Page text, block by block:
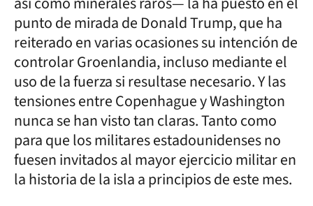
punto de mirada de Donald Trump, que ha
reiterado en varias ocasiones su intención de
controlar Groenlandia, incluso mediante el
uso de la fuerza si resultase necesario. Y las
tensiones entre Copenhague y Washington
nunca se han visto tan claras. Tanto como
para que los militares estadounidenses no
fuesen invitados al mayor ejercicio militar en
la historia de la isla a principios de este mes.